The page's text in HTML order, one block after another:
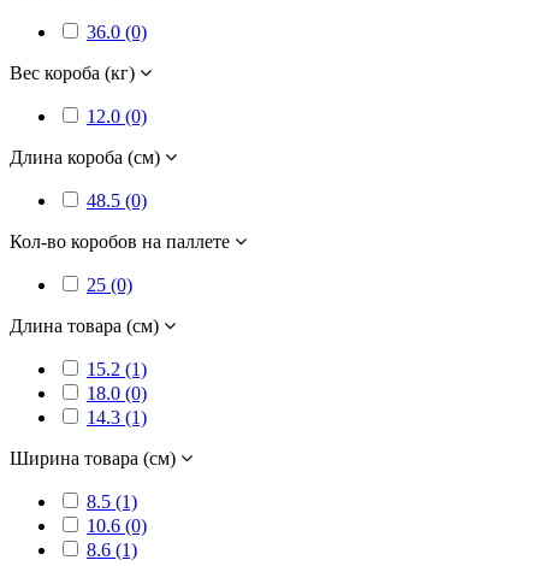
36.0 (0)
Вес короба (кг)
12.0 (0)
Длина короба (см)
48.5 (0)
Кол-во коробов на паллете
25 (0)
Длина товара (см)
15.2 (1)
18.0 (0)
14.3 (1)
Ширина товара (см)
8.5 (1)
10.6 (0)
8.6 (1)